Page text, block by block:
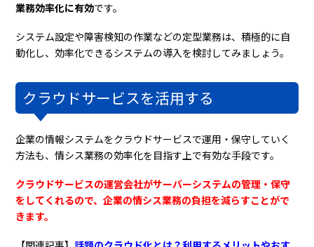
業務効率化に有効です。
システム設定や障害検知の作業などの定型業務は、積極的に自
動化し、効率化できるシステムの導入を検討してみましょう。
クラウドサービスを活用する
企業の情報システムをクラウドサービスで運用・保守していく
方法も、情シス業務の効率化を目指す上で有効な手段です。
クラウドサービスの運営会社がサーバーシステムの管理・保守
をしてくれるので、企業の情シス業務の負担を減らすことがで
きます。